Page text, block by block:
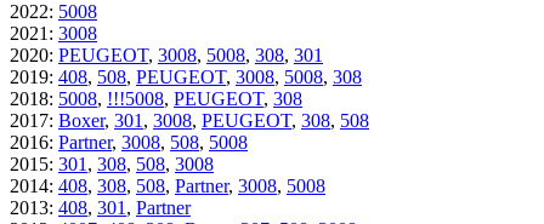
2022: 5008
2021 : 3008
2020: PEUGEOT, 3008, 5008, 308, 301
2019: 408, 508, PEUGEOT, 3008, 5008, 308
2018: 5008, !!!5008, PEUGEOT, 308
2017: Boxer, 301 , 3008, PEUGEOT, 308, 508
2016: Partner, 3008, 508, 5008
2015: 301 , 308, 508, 3008
2014: 408, 308, 508, Partner, 3008, 5008
2013: 408, 301 , Partner